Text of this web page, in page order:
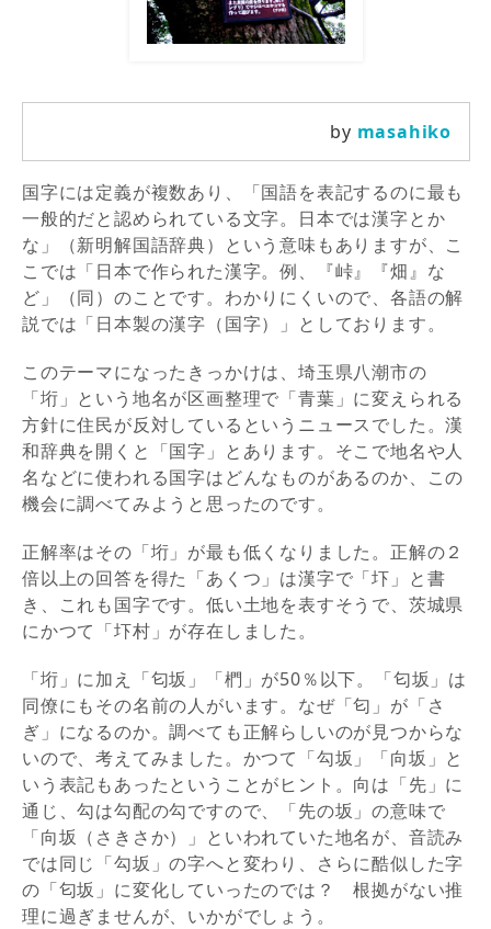
by masahiko
国字には定義が複数あり、「国語を表記するのに最も
一般的だと認められている文字。日本では漢字とか
な」（新明解国語辞典）という意味もありますが、こ
こでは「日本で作られた漢字。例、『峠』『畑』な
ど」（同）のことです。わかりにくいので、各語の解
説では「日本製の漢字（国字）」としております。
このテーマになったきっかけは、埼玉県八潮市の
「垳」という地名が区画整理で「青葉」に変えられる
方針に住民が反対しているというニュースでした。漢
和辞典を開くと「国字」とあります。そこで地名や人
名などに使われる国字はどんなものがあるのか、この
機会に調べてみようと思ったのです。
正解率はその「垳」が最も低くなりました。正解の２
倍以上の回答を得た「あくつ」は漢字で「圷」と書
き、これも国字です。低い土地を表すそうで、茨城県
にかつて「圷村」が存在しました。
「垳」に加え「匂坂」「椚」が50％以下。「匂坂」は
同僚にもその名前の人がいます。なぜ「匂」が「さ
ぎ」になるのか。調べても正解らしいのが見つからな
いので、考えてみました。かつて「勾坂」「向坂」と
いう表記もあったということがヒント。向は「先」に
通じ、勾は勾配の勾ですので、「先の坂」の意味で
「向坂（さきさか）」といわれていた地名が、音読み
では同じ「勾坂」の字へと変わり、さらに酷似した字
の「匂坂」に変化していったのでは？ 根拠がない推
理に過ぎませんが、いかがでしょう。